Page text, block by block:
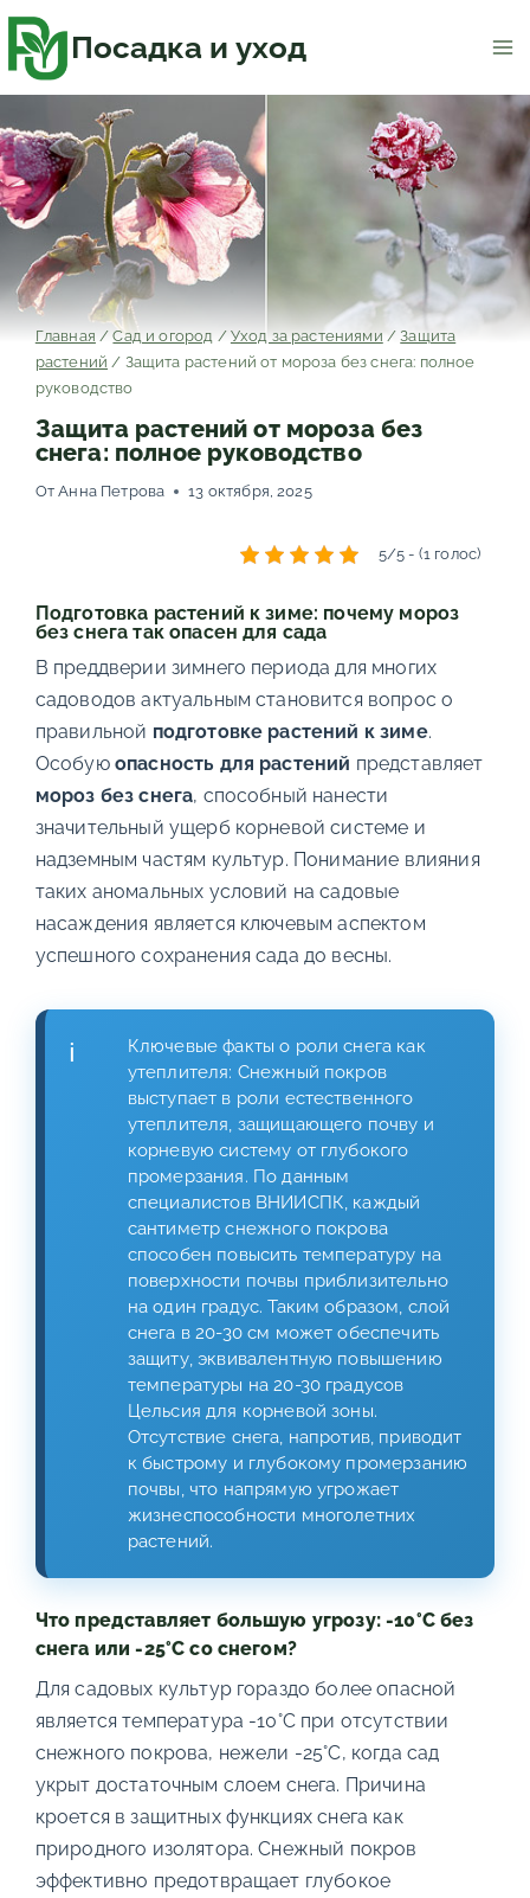
содержимомуПосадка и уход
Главная / Сад и огород / Уход за растениями / Защита
растений / Защита растений от мороза без снега: полное
руководство
Защита растений от мороза без
снега: полное руководство
От Анна Петрова 13 октября, 2025
5/5 - (1 голос)
Подготовка растений к зиме: почему мороз
без снега так опасен для сада
В преддверии зимнего периода для многих
садоводов актуальным становится вопрос о
правильной подготовке растений к зиме.
Особую опасность для растений представляет
мороз без снега, способный нанести
значительный ущерб корневой системе и
надземным частям культур. Понимание влияния
таких аномальных условий на садовые
насаждения является ключевым аспектом
успешного сохранения сада до весны.
Ключевые факты о роли снега как
утеплителя: Снежный покров
выступает в роли естественного
утеплителя, защищающего почву и
корневую систему от глубокого
промерзания. По данным
специалистов ВНИИСПК, каждый
сантиметр снежного покрова
способен повысить температуру на
поверхности почвы приблизительно
на один градус. Таким образом, слой
снега в 20-30 см может обеспечить
защиту, эквивалентную повышению
температуры на 20-30 градусов
Цельсия для корневой зоны.
Отсутствие снега, напротив, приводит
к быстрому и глубокому промерзанию
почвы, что напрямую угрожает
жизнеспособности многолетних
растений.
Что представляет большую угрозу: -10°C без
снега или -25°C со снегом?
Для садовых культур гораздо более опасной
является температура -10°C при отсутствии
снежного покрова, нежели -25°C, когда сад
укрыт достаточным слоем снега. Причина
кроется в защитных функциях снега как
природного изолятора. Снежный покров
эффективно предотвращает глубокое